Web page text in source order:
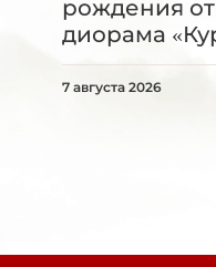
рождения
диорама
7 августа 2026